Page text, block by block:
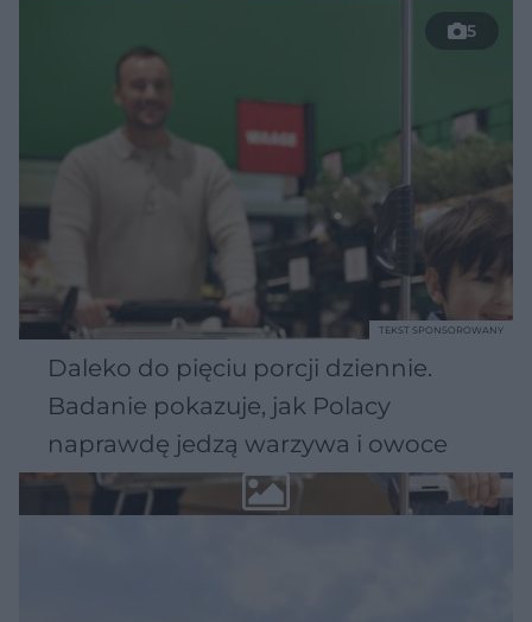
5
Daleko do pięciu porcji dziennie.
Badanie pokazuje, jak Polacy
naprawdę jedzą warzywa i owoce
TEKST SPONSOROWANY